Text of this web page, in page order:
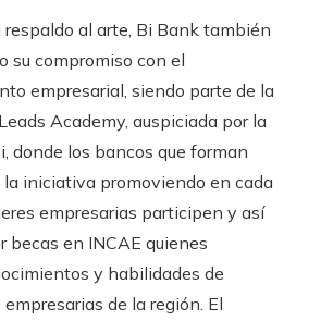
respaldo al arte, Bi Bank también
su compromiso con el
empresarial , siendo parte de la
Academy, auspiciada por la
donde los bancos que forman
iniciativa promoviendo en cada
empresarias participen y así
becas en INCAE quienes
y habilidades de
de la región. El